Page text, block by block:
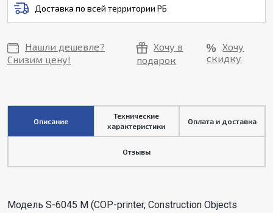
Доставка по всей территории РБ
Нашли дешевле?
Снизим цену!
Хочу в
подарок
Хочу
скидку
Описание
Технические
характеристики
Оплата и доставка
Отзывы
Модель S-6045 M (COP-printer, Construction Objects